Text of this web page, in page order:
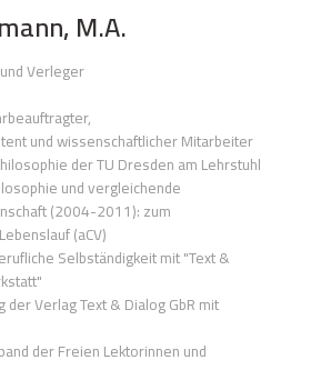
M.A.
Verleger
und wissenschaftlicher Mitarbeiter
der TU Dresden am Lehrstuhl
und vergleichende
(2004-2011): zum
(aCV)
Selbständigkeit mit "Text &
der Verlag Text & Dialog GbR mit
der Freien Lektorinnen und